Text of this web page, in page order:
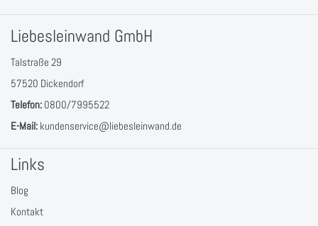
Liebesleinwand GmbH
Talstraße 29
57520 Dickendorf
Telefon: 0800/7995522
E-Mail: kundenservice@liebesleinwand.de
Links
Blog
Kontakt